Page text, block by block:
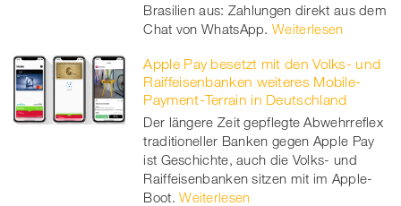
Brasilien aus: Zahlungen direkt aus dem
Chat von WhatsApp. Weiterlesen
Apple Pay besetzt mit den Volks- und
Raiffeisenbanken weiteres Mobile-
Payment-Terrain in Deutschland
Der längere Zeit gepflegte Abwehrreflex
traditioneller Banken gegen Apple Pay
ist Geschichte, auch die Volks- und
Raiffeisenbanken sitzen mit im Apple-
Boot. Weiterlesen